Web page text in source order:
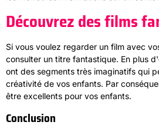
Découvrez des films
Si vous voulez regarder un film avec
consulter un titre fantastique. En plus
ont des segments très imaginatifs qui
créativité de vos enfants. Par
être excellents pour vos enfants.
Conclusion